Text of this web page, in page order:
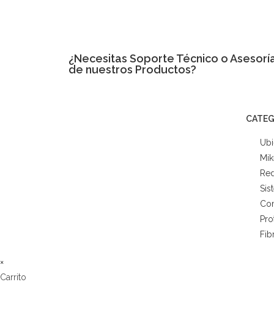
¿Necesitas Soporte Técnico o
de nuestros Productos?
×
Carrito